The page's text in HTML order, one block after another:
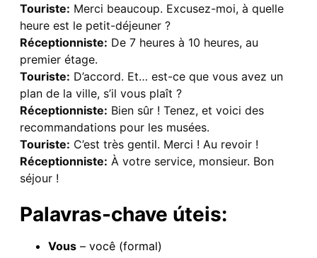
Touriste: Merci beaucoup. Excusez-moi, à quelle
heure est le petit-déjeuner ?
Réceptionniste: De 7 heures à 10 heures, au
premier étage.
Touriste: D’accord. Et… est-ce que vous avez un
plan de la ville, s’il vous plaît ?
Réceptionniste: Bien sûr ! Tenez, et voici des
recommandations pour les musées.
Touriste: C’est très gentil. Merci ! Au revoir !
Réceptionniste: À votre service, monsieur. Bon
séjour !
Palavras-chave úteis:
Vous – você (formal)